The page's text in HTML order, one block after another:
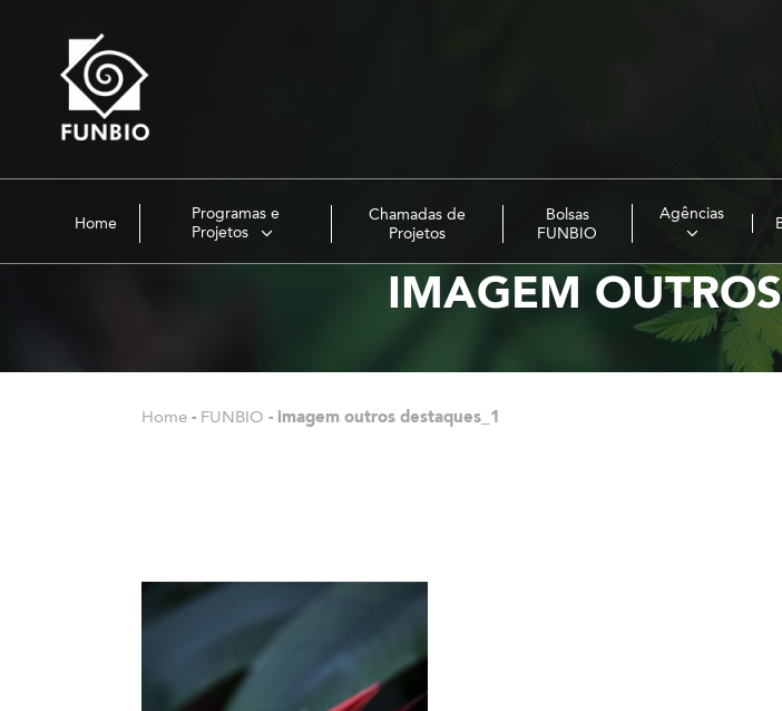
Home
Programas e
Projetos
Chamadas de
Projetos
Bolsas
FUNBIO
Agências
IMAGEM
Home - FUNBIO - imagem outros destaques_1